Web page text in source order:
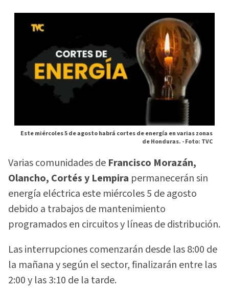
Este miércoles 5 de agosto habrá cortes de energía en varias zonas
de Honduras. -Foto: TVC
Varias comunidades de Francisco Morazán,
Olancho, Cortés y Lempira permanecerán sin
energía eléctrica este miércoles 5 de agosto
debido a trabajos de mantenimiento
programados en circuitos y líneas de distribución.
Las interrupciones comenzarán desde las 8:00 de
la mañana y según el sector, finalizarán entre las
2:00 y las 3:10 de la tarde.